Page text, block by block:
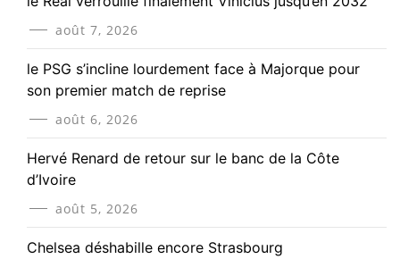
août 7, 2026
le PSG s’incline lourdement face à Majorque pour
son premier match de reprise
août 6, 2026
Hervé Renard de retour sur le banc de la Côte
d’Ivoire
août 5, 2026
Chelsea déshabille encore Strasbourg